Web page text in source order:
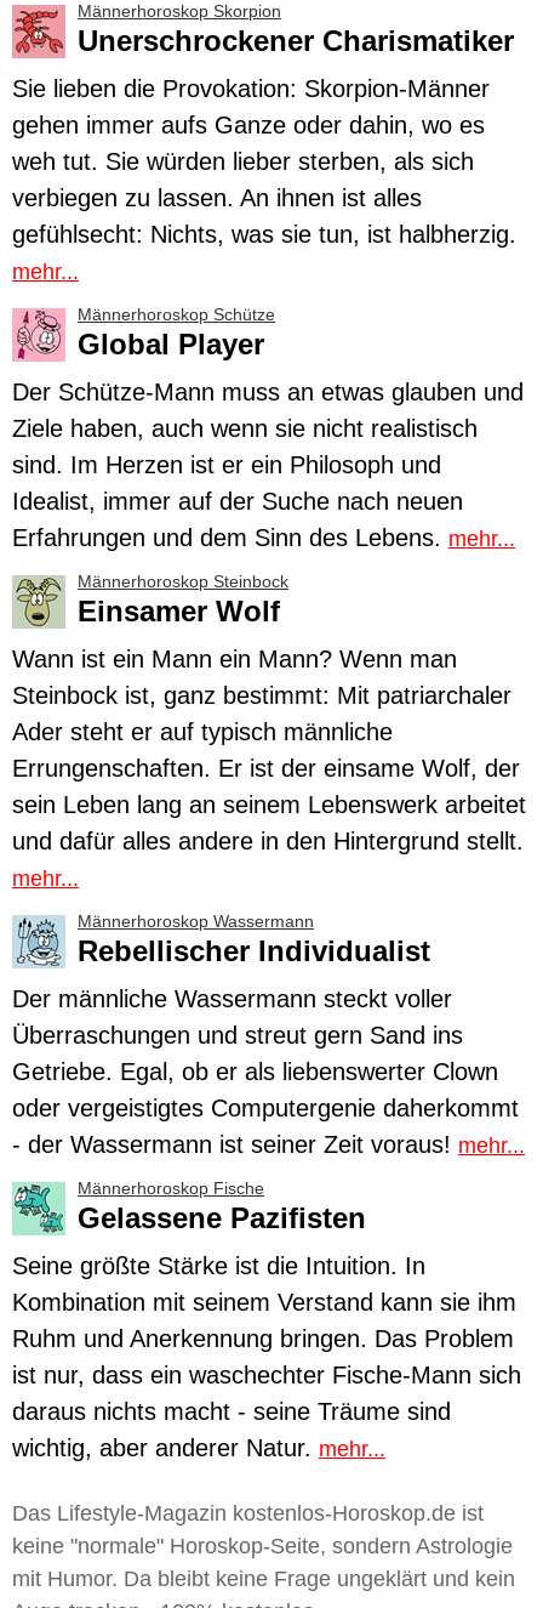
Männerhoroskop Skorpion
Unerschrockener Charismatiker
Sie lieben die Provokation: Skorpion-Männer
gehen immer aufs Ganze oder dahin, wo es
weh tut. Sie würden lieber sterben, als sich
verbiegen zu lassen. An ihnen ist alles
gefühlsecht: Nichts, was sie tun, ist halbherzig.
mehr...
Männerhoroskop Schütze
Global Player
Der Schütze-Mann muss an etwas glauben und
Ziele haben, auch wenn sie nicht realistisch
sind. Im Herzen ist er ein Philosoph und
Idealist, immer auf der Suche nach neuen
Erfahrungen und dem Sinn des Lebens. mehr...
Männerhoroskop Steinbock
Einsamer Wolf
Wann ist ein Mann ein Mann? Wenn man
Steinbock ist, ganz bestimmt: Mit patriarchaler
Ader steht er auf typisch männliche
Errungenschaften. Er ist der einsame Wolf, der
sein Leben lang an seinem Lebenswerk arbeitet
und dafür alles andere in den Hintergrund stellt.
mehr...
Männerhoroskop Wassermann
Rebellischer Individualist
Der männliche Wassermann steckt voller
Überraschungen und streut gern Sand ins
Getriebe. Egal, ob er als liebenswerter Clown
oder vergeistigtes Computergenie daherkommt
- der Wassermann ist seiner Zeit voraus! mehr...
Männerhoroskop Fische
Gelassene Pazifisten
Seine größte Stärke ist die Intuition. In
Kombination mit seinem Verstand kann sie ihm
Ruhm und Anerkennung bringen. Das Problem
ist nur, dass ein waschechter Fische-Mann sich
daraus nichts macht - seine Träume sind
wichtig, aber anderer Natur. mehr...
Das Lifestyle-Magazin kostenlos-Horoskop.de ist
keine "normale" Horoskop-Seite, sondern Astrologie
mit Humor. Da bleibt keine Frage ungeklärt und kein